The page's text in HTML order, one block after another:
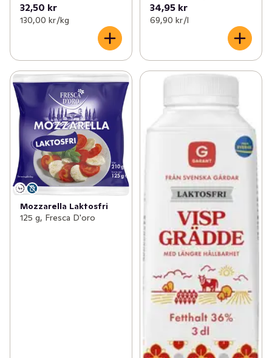
32,50 kr
130,00 kr /kg
34,95 kr
69,90 kr /l
Mozzarella Laktosfri
125 g, Fresca D'oro